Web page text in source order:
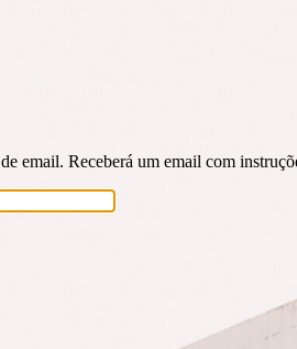
email. Receberá um email com